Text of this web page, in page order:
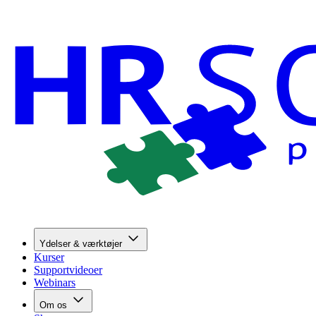
Ydelser & værktøjer
Kurser
Supportvideoer
Webinars
Om os